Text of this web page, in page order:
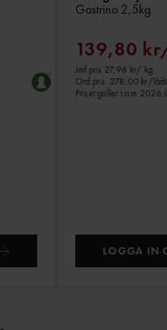
Gastrino 2,5kg
139,80
Jmf.pris 27,96 kr/ kg
Ord.pris 278,00 kr/
Priset gäller t.o.m
LOGGA IN